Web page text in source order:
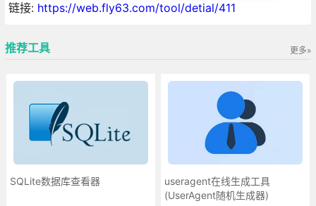
链接: https://web.fly63.com/tool/detial/411
推荐工具 更多»
SQLite数据库查看器
useragent在线生成工具
(UserAgent随机生成器)